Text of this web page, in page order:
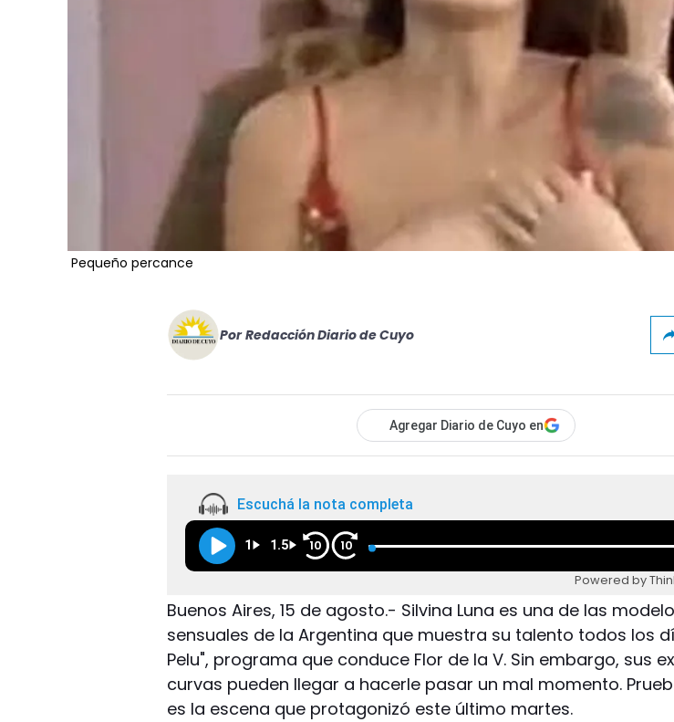
Pequeño percance
Por Redacción Diario de Cuyo
Agregar Diario de Cuyo en
Escuchá la nota completa
1 1.5 10 10
Powered by
Buenos Aires, 15 de agosto.- Silvina Luna es una de las
sensuales de la Argentina que muestra su talento todos los
Pelu", programa que conduce Flor de la V. Sin embargo, sus
curvas pueden llegar a hacerle pasar un mal momento.
es la escena que protagonizó este último martes.